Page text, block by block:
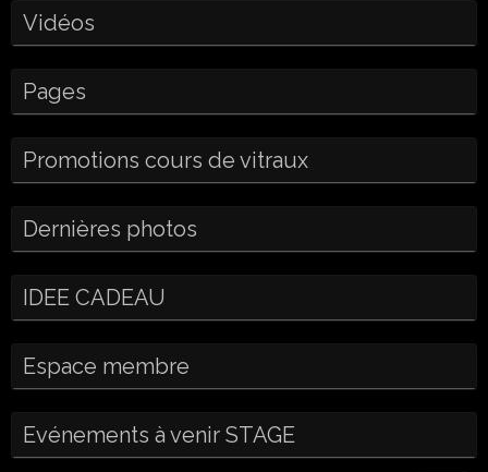
Vidéos
Pages
Promotions cours de vitraux
Dernières photos
IDEE CADEAU
Espace membre
Evénements à venir STAGE